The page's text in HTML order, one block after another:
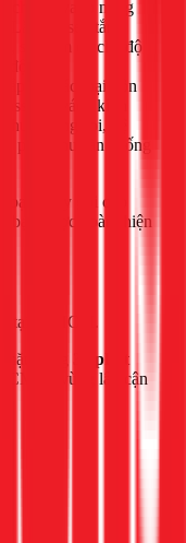
chậu lavabo nóng
đặt sen tắm
sen tắm có chế độ
Lắp đặt các loại bồn
vách kính
gương soi, kệ
phễu thu sàn chống
bạc. Hãy gọi cho
bạn được hoàn thiện
tại TPHCM.
trong
30 phút
và vùng lân cận